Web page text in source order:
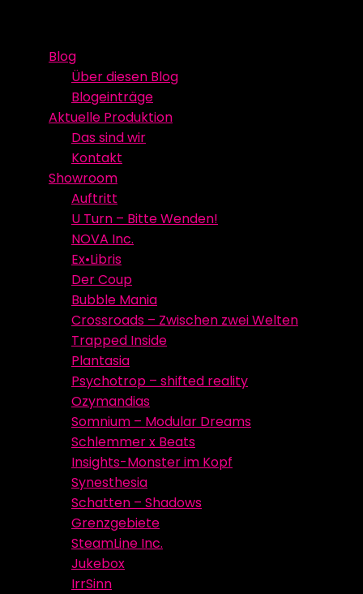
contentBlog
Über diesen Blog
Blogeinträge
Aktuelle Produktion
Das sind wir
Kontakt
Showroom
Auftritt
U Turn – Bitte Wenden!
NOVA Inc.
Ex•Libris
Der Coup
Bubble Mania
Crossroads – Zwischen zwei Welten
Trapped Inside
Plantasia
Psychotrop – shifted reality
Ozymandias
Somnium – Modular Dreams
Schlemmer x Beats
Insights-Monster im Kopf
Synesthesia
Schatten – Shadows
Grenzgebiete
SteamLine Inc.
Jukebox
IrrSinn